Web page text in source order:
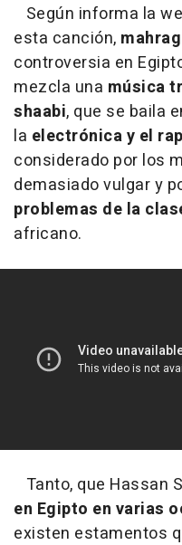
Según informa la
esta canción,
controversia en
mezcla una música
shaabi, que se baila
la electrónica y el rap
considerado por los
demasiado vulgar y
problemas de la
africano.
Tanto, que Hassan
en Egipto en varias
existen estamentos